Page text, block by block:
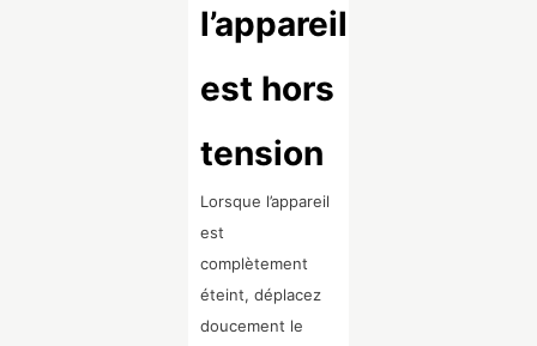
l’appareil
est hors
tension
Lorsque l’appareil
est
complètement
éteint, déplacez
doucement le